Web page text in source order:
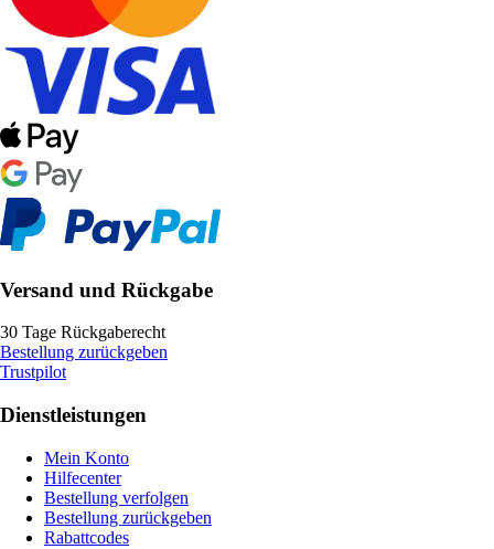
Versand und Rückgabe
30 Tage Rückgaberecht
Bestellung zurückgeben
Trustpilot
Dienstleistungen
Mein Konto
Hilfecenter
Bestellung verfolgen
Bestellung zurückgeben
Rabattcodes